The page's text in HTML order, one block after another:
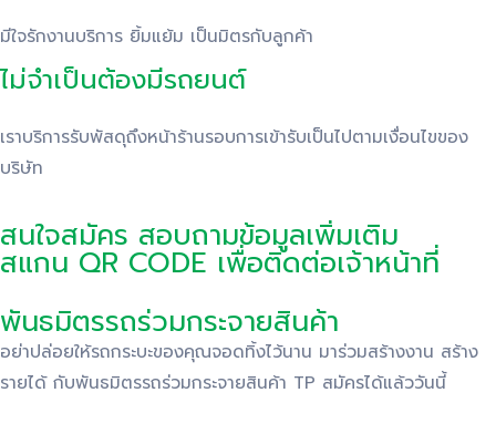
มีใจรักงานบริการ ยิ้มแย้ม เป็นมิตรกับลูกค้า
ไม่จำเป็นต้องมีรถยนต์
เราบริการรับพัสดุถึงหน้าร้านรอบการเข้ารับเป็นไปตามเงื่อนไขของ
บริษัท
สนใจสมัคร สอบถามข้อมูลเพิ่มเติม
สแกน QR CODE เพื่อติดต่อเจ้าหน้าที่
พันธมิตรรถร่วมกระจายสินค้า
อย่าปล่อยให้รถกระบะของคุณจอดทิ้งไว้นาน มาร่วมสร้างงาน สร้าง
รายได้ กับพันธมิตรรถร่วมกระจายสินค้า TP สมัครได้แล้ววันนี้